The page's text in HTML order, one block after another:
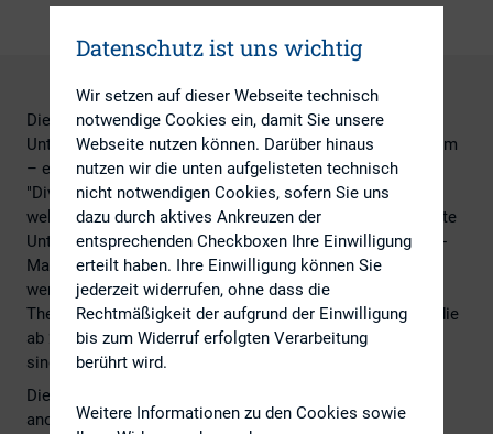
Die Technische Universität Darmstadt, Fachgebiet
Unternehmensfinanzierung, führt mit dem DIRK gemeinsam
– eine Befragung unter IR-Professionals zum Thema
"Diversity" durch. Sie soll Antworten auf die Frage liefern,
welchen Stellenwert Diversität für deutsche börsennotierte
Unternehmen hat und welche Zielsetzungen mit Diversity-
Maßnahmen verfolgt werden. Weiterhin soll untersucht
werden, welche internen und externen Einflüsse dieses
Thema voran treiben und ob deutsche Unternehmen auf die
ab 2016 geltende verpflichtende Frauenquote vorbereitet
sind.
Die Befragung dient wissenschaftlichen Zwecken, ist
anonym und dauert ca. 8 Minuten.
Datenschutz ist uns wichtig
Wir setzen auf dieser Webseite technisch
notwendige Cookies ein, damit Sie unsere
Webseite nutzen können. Darüber hinaus
nutzen wir die unten aufgelisteten technisch
nicht notwendigen Cookies, sofern Sie uns
dazu durch aktives Ankreuzen der
entsprechenden Checkboxen Ihre Einwilligung
erteilt haben. Ihre Einwilligung können Sie
jederzeit widerrufen, ohne dass die
Rechtmäßigkeit der aufgrund der Einwilligung
bis zum Widerruf erfolgten Verarbeitung
berührt wird.
Weitere Informationen zu den Cookies sowie